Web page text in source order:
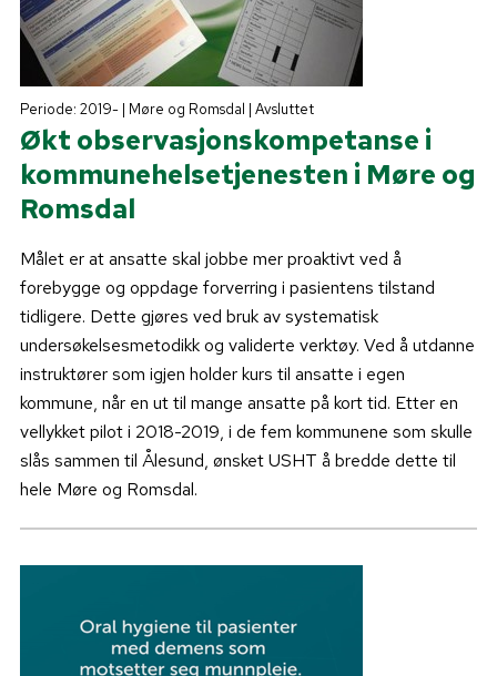
Periode: 2019- | Møre og Romsdal | Avsluttet
Økt observasjonskompetanse i
kommunehelsetjenesten i Møre og
Romsdal
Målet er at ansatte skal jobbe mer proaktivt ved å
forebygge og oppdage forverring i pasientens tilstand
tidligere. Dette gjøres ved bruk av systematisk
undersøkelsesmetodikk og validerte verktøy. Ved å utdanne
instruktører som igjen holder kurs til ansatte i egen
kommune, når en ut til mange ansatte på kort tid. Etter en
vellykket pilot i 2018-2019, i de fem kommunene som skulle
slås sammen til Ålesund, ønsket USHT å bredde dette til
hele Møre og Romsdal.